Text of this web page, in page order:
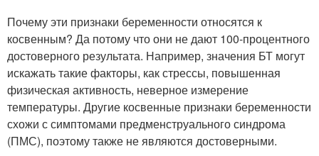
Почему эти признаки беременности относятся к
косвенным? Да потому что они не дают 100-процентного
достоверного результата. Например, значения БТ могут
искажать такие факторы, как стрессы, повышенная
физическая активность, неверное измерение
температуры. Другие косвенные признаки беременности
схожи с симптомами предменструального синдрома
(ПМС), поэтому также не являются достоверными.